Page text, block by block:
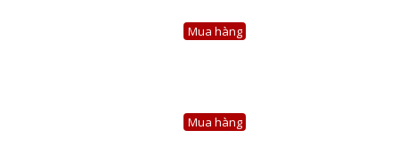
Mua hàng
Mua hàng